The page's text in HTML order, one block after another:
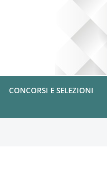
CONCORSI E SELEZIONI